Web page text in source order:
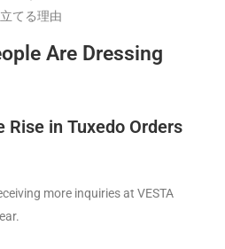
てる理由
Are Dressing
Rise in Tuxedo Orders
more inquiries at VESTA